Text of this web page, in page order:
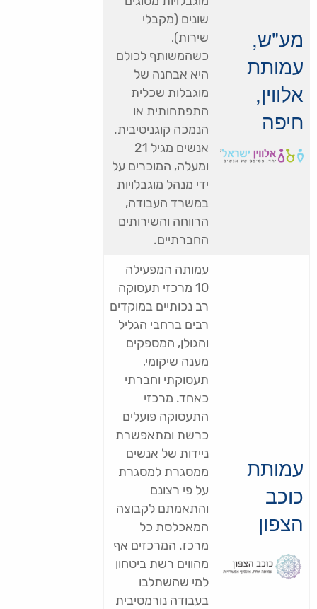
מע"ש,
עמותת
אלווין,
חיפה
שונים (מקבלי
שירות),
כשהמשותף לכולם
היא אבחנה של
מוגבלות שכלית
התפתחותית או
הנמכה קוגניטיבית.
אנשים מגיל 21
ומעלה, המוכרים על
ידי מנהל מוגבלויות
במשרד העבודה,
הרווחה והשירותים
החברתיים.
עמותת
כוכב
הצפון
עמותה המפעילה
10 מרכזי תעסוקה
רב נכותיים במוקדים
רבים ברחבי הגליל
והגולן, המספקים
מענה שיקומי,
תעסוקתי וחברתי
כאחד. מרכזי
התעסוקה פועלים
כרשת ומתאפשרת
ניידות של אנשים
ממסגרת למסגרת
על פי רצונם
והתאמתם לקבוצה
המאכלסת כל
מרכז. המרכזים אף
מהווים רשת ביטחון
למי שהשתלבו
בעבודה נורמטיבית